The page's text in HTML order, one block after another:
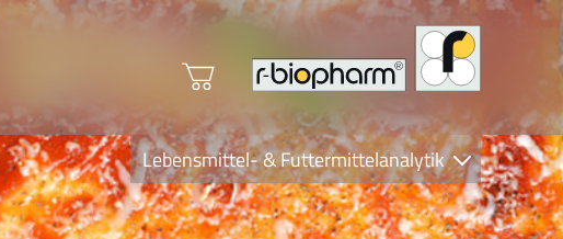
Lebensmittel- & Futtermittelanalytik
Clinical Diagnostics